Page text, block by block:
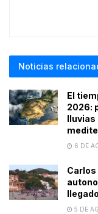
Noticias
El
2026:
lluvias
6 DE
5 DE